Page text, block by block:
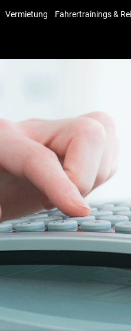
Vermietung Fahrertrainings &